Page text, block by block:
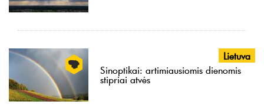
Lietuva
Sinoptikai: artimiausiomis dienomis
stipriai atvės